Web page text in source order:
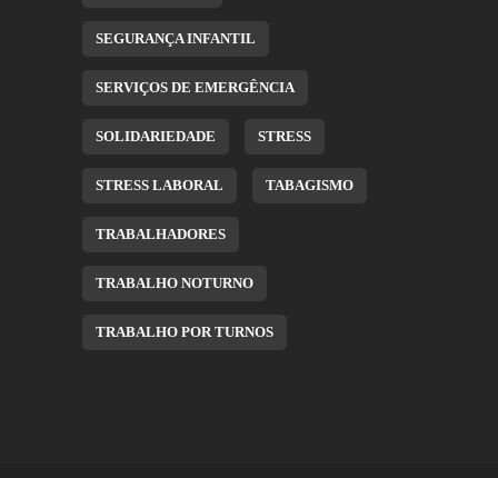
SEGURANÇA INFANTIL
SERVIÇOS DE EMERGÊNCIA
SOLIDARIEDADE STRESS
STRESS LABORAL TABAGISMO
TRABALHADORES
TRABALHO NOTURNO
TRABALHO POR TURNOS